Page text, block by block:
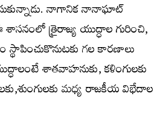
నాగానిక నానాఘాట్
త్రైరాజ్య యుద్ధాల గురించి,
స్థాపించుకొనుటకు గల కారణాలు
శాతవాహనుకు, కళింగులకు
మధ్య రాజకీయ విభేదాల